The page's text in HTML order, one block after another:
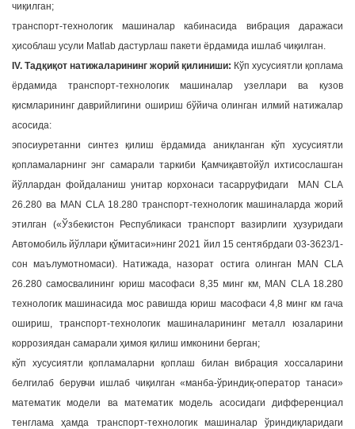
чиқилган;
транспорт-технологик машиналар кабинасида вибрация даражаси
ҳисоблаш усули Matlab дастурлаш пакети ёрдамида ишлаб чиқилган.
IV. Тадқиқот натижаларининг жорий қилиниши: Кўп хусусиятли қоплама
ёрдамида транспорт-технологик машиналар узеллари ва кузов
қисмларининг даврийлигини ошириш бўйича олинган илмий натижалар
асосида:
эпосиуретанни синтез қилиш ёрдамида аниқланган кўп хусусиятли
қопламаларнинг энг самарали таркиби Қамчиқавтойўл ихтисослашган
йўллардан фойдаланиш унитар корхонаси тасарруфидаги MAN CLA
26.280 ва MAN CLA 18.280 транспорт-технологик машиналарда жорий
этилган («Ўзбекистон Республикаси транспорт вазирлиги ҳузуридаги
Автомобиль йўллари қўмитаси»нинг 2021 йил 15 сентябрдаги 03-3623/1-
сон маълумотномаси). Натижада, назорат остига олинган MAN CLA
26.280 самосвалининг юриш масофаси 8,35 минг км, MAN CLA 18.280
технологик машинасида мос равишда юриш масофаси 4,8 минг км гача
ошириш, транспорт-технологик машиналарининг металл юзаларини
коррозиядан самарали ҳимоя қилиш имконини берган;
кўп хусусиятли қопламаларни қоплаш билан вибрация хоссаларини
белгилаб берувчи ишлаб чиқилган «манба-ўриндиқ-оператор танаси»
математик модели ва математик модель асосидаги дифференциал
тенглама ҳамда транспорт-технологик машиналар ўриндиқларидаги